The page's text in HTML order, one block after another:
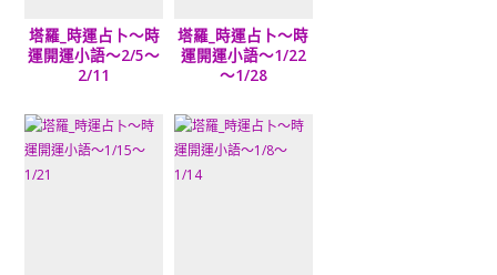
塔羅_時運占卜～時
運開運小語～2/5～
2/11
塔羅_時運占卜～時
運開運小語～1/22
～1/28